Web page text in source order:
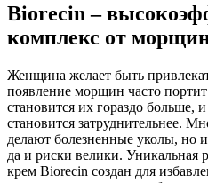
Biorecin –
комплекс от
Женщина желает быть
появление морщин часто
становится их гораздо больше,
становится затруднительнее.
делают болезненные уколы, но
да и риски велики. Уникальная
крем Biorecin создан для